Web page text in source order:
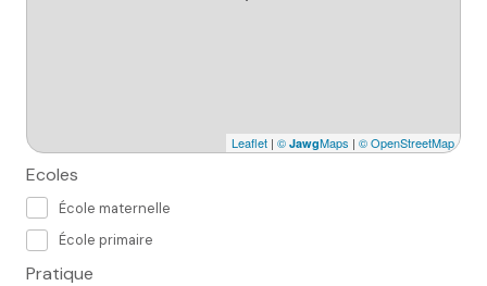
Leaflet | © JawgMaps | © OpenStreetMap
Ecoles
École maternelle
École primaire
Pratique